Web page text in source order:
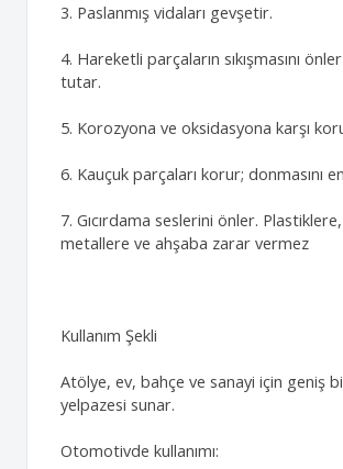
3. Paslanmış vidaları gevşetir.
4. Hareketli parçaların sıkışmasını
tutar.
5. Korozyona ve oksidasyona karşı
6. Kauçuk parçaları korur; donmasını
7. Gıcırdama seslerini önler.
metallere ve ahşaba zarar vermez
Kullanım Şekli
Atölye, ev, bahçe ve sanayi için geniş
yelpazesi sunar.
Otomotivde kullanımı: